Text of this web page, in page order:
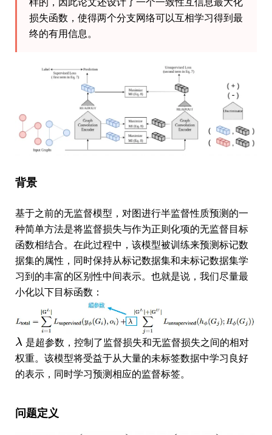
损失函数，使得两个分支网络可以互相学习得到最
终的有用信息。
背景
基于之前的无监督模型，对图进行半监督性质预测的一
种简单方法是将监督损失与作为正则化项的无监督目标
函数相结合。在此过程中，该模型被训练来预测标记数
据集的属性，同时保持从标记数据集和未标记数据集学
习到的丰富的区别性中间表示。也就是说，我们尽量最
小化以下目标函数：
是超参数，控制了监督损失和无监督损失之间的相对
权重。该模型将受益于从大量的未标签数据中学习良好
的表示，同时学习预测相应的监督标签。
问题定义